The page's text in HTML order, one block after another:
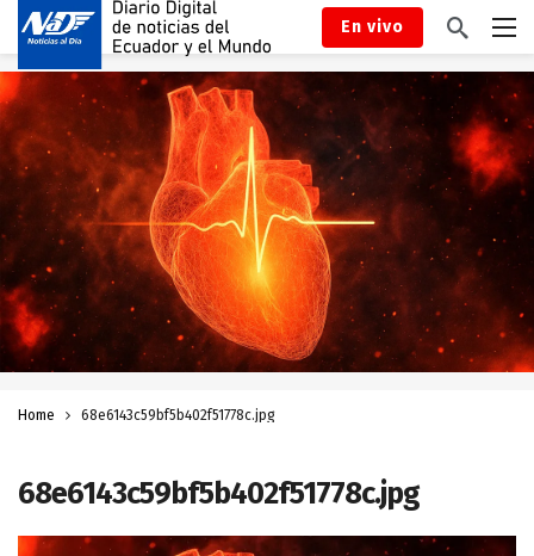
En vivo
Home 68e6143c59bf5b402f51778c.jpg
68e6143c59bf5b402f51778c.jpg